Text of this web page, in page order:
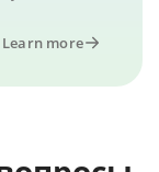
Learn more